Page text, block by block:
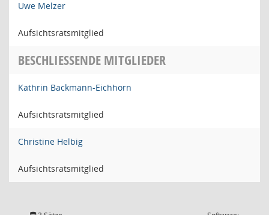
Uwe Melzer
Aufsichtsratsmitglied
BESCHLIESSENDE MITGLIEDER
Kathrin Backmann-Eichhorn
Aufsichtsratsmitglied
Christine Helbig
Aufsichtsratsmitglied